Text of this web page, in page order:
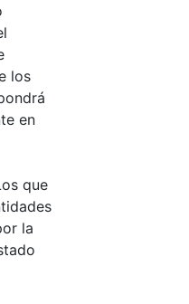
los
en
que
la